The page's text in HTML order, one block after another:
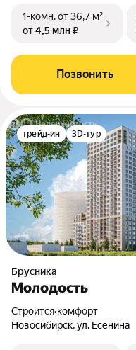
1-комн.от 36,7 м²
от 4,5 млн ₽
Позвонить
трейд-ин 3D-тур
Брусника
Молодость
Строится•комфорт
Новосибирск, ул. Есенина